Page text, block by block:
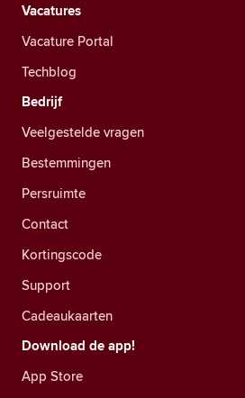
Vacatures
Vacature Portal
Techblog
Bedrijf
Veelgestelde vragen
Bestemmingen
Persruimte
Contact
Kortingscode
Support
Cadeaukaarten
Download de app!
App Store